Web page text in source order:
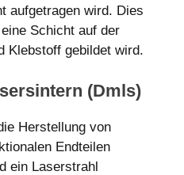
aufgetragen wird. Dies
Schicht auf der
Klebstoff gebildet wird.
(Dmls)
Herstellung von
Endteilen
ein Laserstrahl